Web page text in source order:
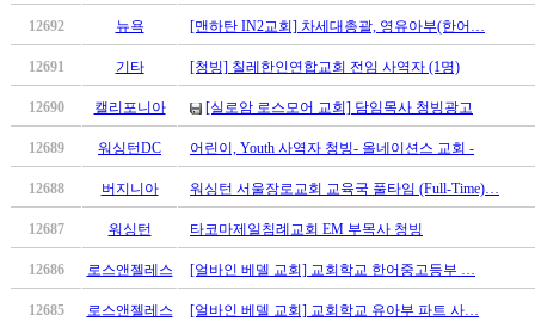
브
국
주
야
우
비
아
탑-
12692 뉴욕 [맨하탄 IN2교회] 차세대총괄, 영유아부(한어…
12691 기타 [청빙] 칠레한인연합교회 전임 사역자 (1명)
12690 캘리포니아 [실로암 로스모어 교회] 담임목사 청빙광고
12689 워싱턴DC 어린이, Youth 사역자 청빙- 올네이션스 교회 -
12688 버지니아 워싱턴 서울장로교회 교육국 풀타임 (Full-Time)…
12687 워싱턴 타코마제일침례교회 EM 부목사 청빙
12686 로스앤젤레스 [얼바인 베델 교회] 교회학교 한어중고등부 …
12685 로스앤젤레스 [얼바인 베델 교회] 교회학교 유아부 파트 사…